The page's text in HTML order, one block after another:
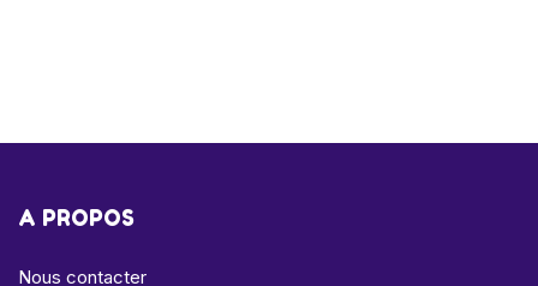
A PROPOS
Nous contacter